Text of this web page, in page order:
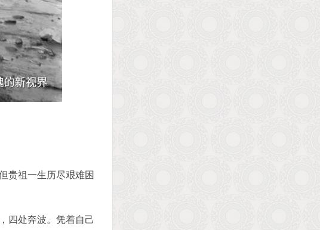
贵祖一生历尽艰难困
四处奔波。凭着自己